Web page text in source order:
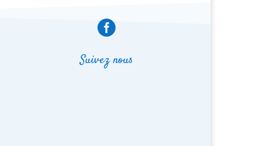

Suivez nous